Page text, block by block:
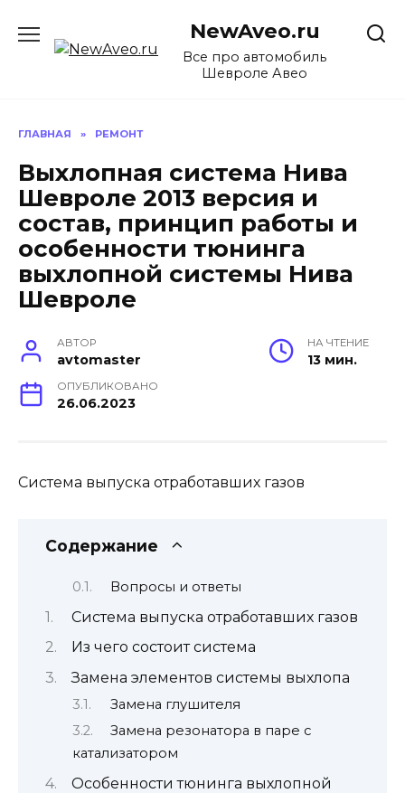
содержанию
NewAveo.ru
Все про автомобиль
Шевроле Авео
ГЛАВНАЯ » РЕМОНТ
Выхлопная система Нива
Шевроле 2013 версия и
состав, принцип работы и
особенности тюнинга
выхлопной системы Нива
Шевроле
АВТОР
avtomaster
НА ЧТЕНИЕ
13 мин.
ОПУБЛИКОВАНО
26.06.2023
Система выпуска отработавших газов
Содержание
Вопросы и ответы
Система выпуска отработавших газов
Из чего состоит система
Замена элементов системы выхлопа
Замена глушителя
Замена резонатора в паре с
катализатором
Особенности тюнинга выхлопной